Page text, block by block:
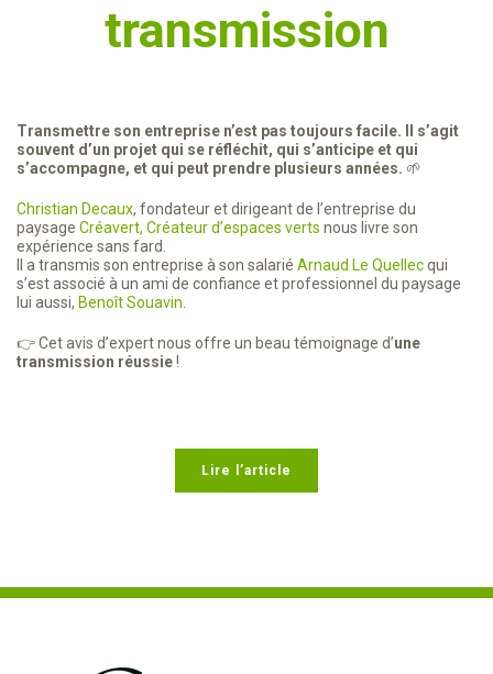
transmission
Transmettre son entreprise n’est pas toujours facile. Il s’agit
souvent d’un projet qui se réfléchit, qui s’anticipe et qui
s’accompagne, et qui peut prendre plusieurs années. 🌱
Christian Decaux, fondateur et dirigeant de l’entreprise du
paysage Créavert, Créateur d’espaces verts nous livre son
expérience sans fard.
Il a transmis son entreprise à son salarié Arnaud Le Quellecqui
s’est associé à un ami de confiance et professionnel du paysage
lui aussi, Benoît Souavin
👉 Cet avis d’expert nous offre un beau témoignage d’une
transmission réussie!
Lire l’article